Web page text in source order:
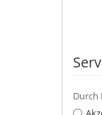
Durch